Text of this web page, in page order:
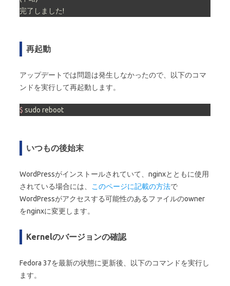
完了しました!
再起動
アップデートでは問題は発生しなかったので、以下のコマ
ンドを実行して再起動します。
$ sudo reboot
いつもの後始末
WordPressがインストールされていて、nginxとともに使用
されている場合には、
このページに記載の方法で
WordPressがアクセスする可能性のあるファイルのowner
をnginxに変更します。
Kernelのバージョンの確認
Fedora 37を最新の状態に更新後、以下のコマンドを実行し
ます。